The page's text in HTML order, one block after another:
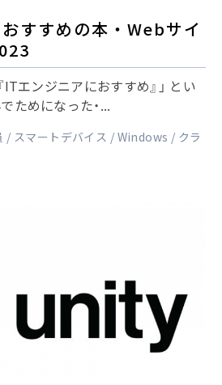
すすめの本・Webサイ
ITエンジニアにおすすめ』」 とい
ためになった・...
スマートデバイス Windows
クラ